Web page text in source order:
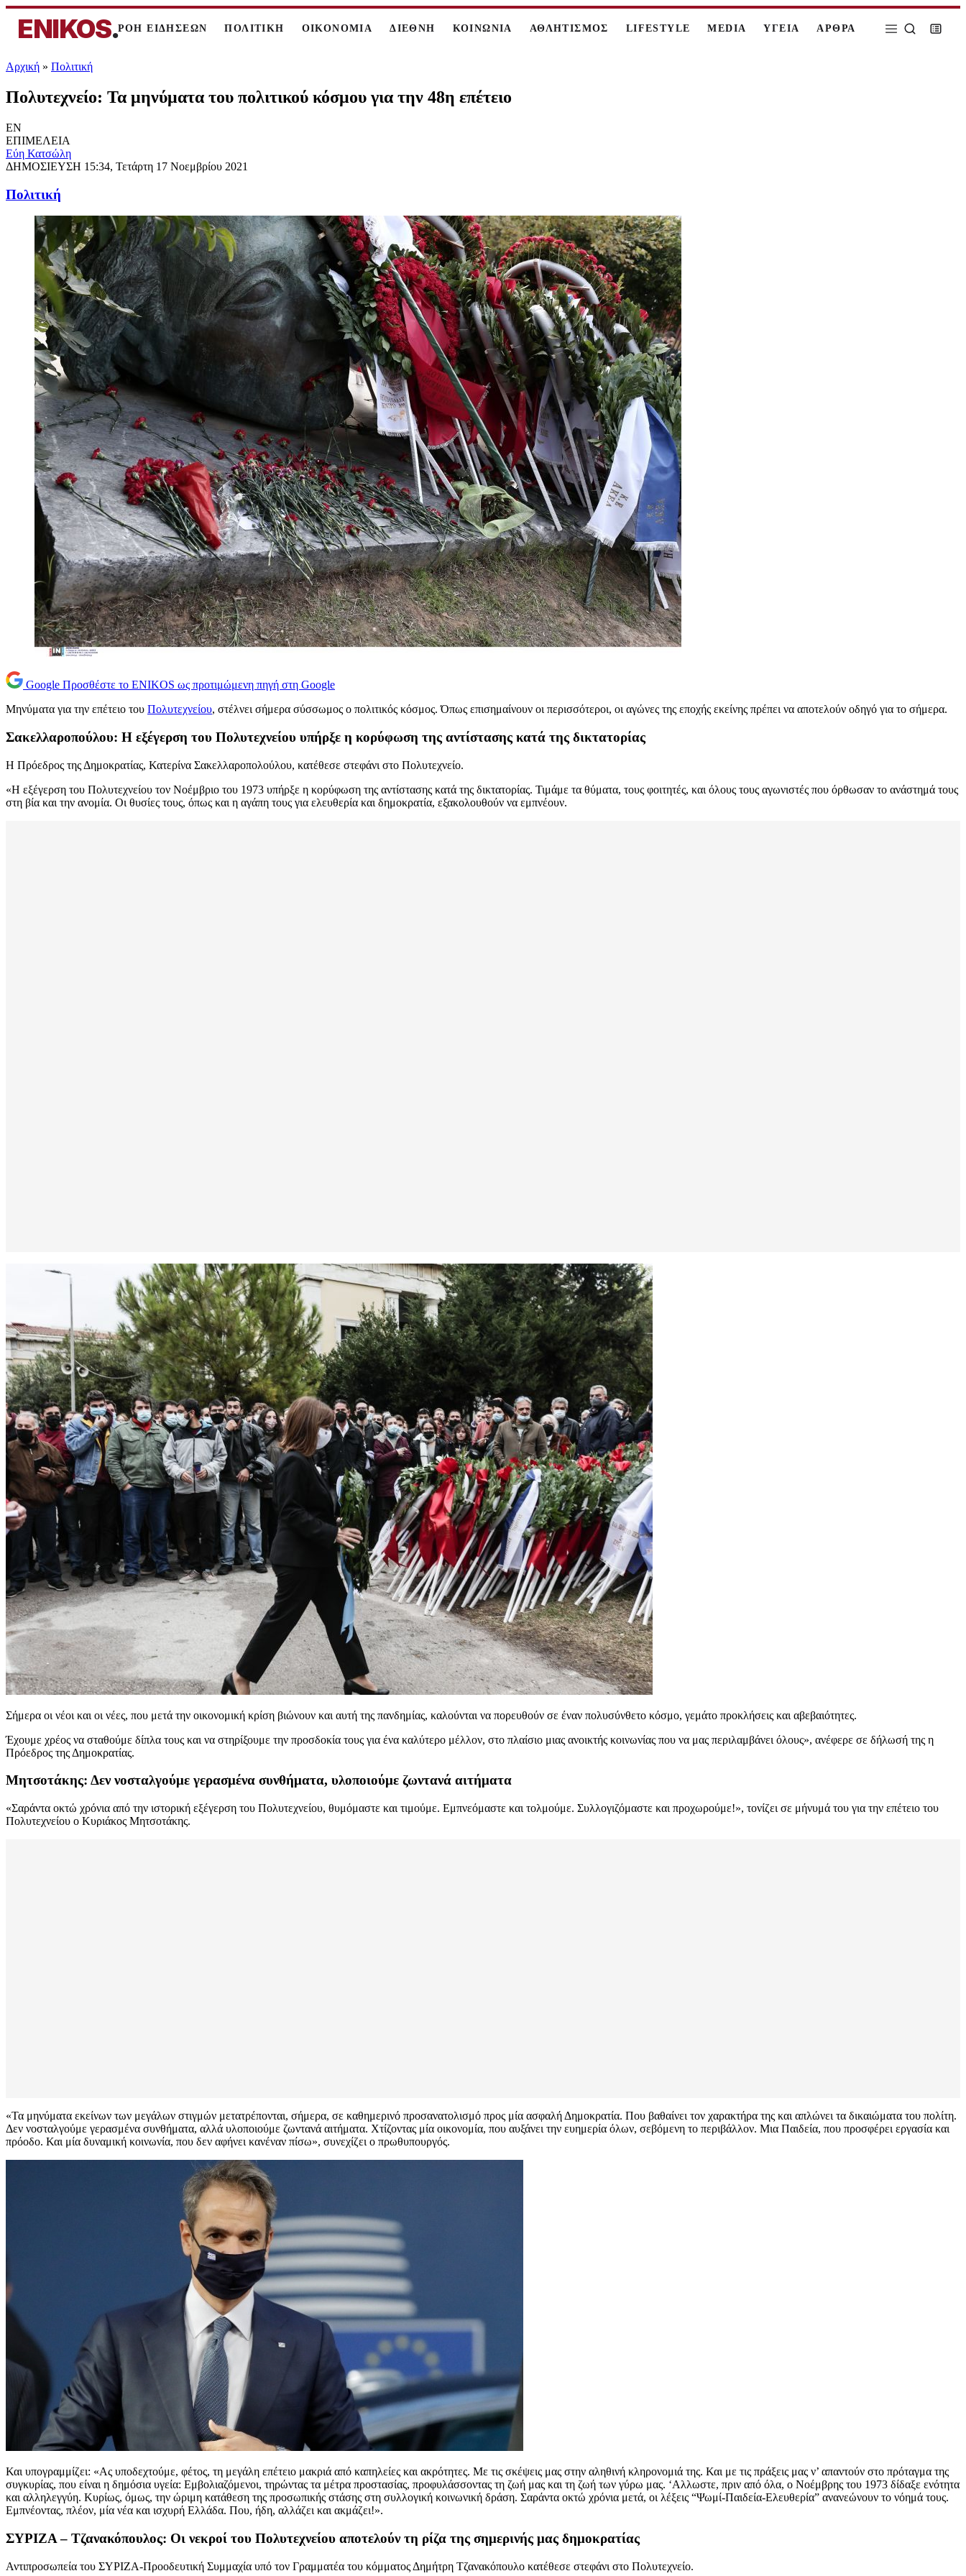
ENIKOS.ΡΟΗ ΕΙΔΗΣΕΩΝ ΠΟΛΙΤΙΚΗ ΟΙΚΟΝΟΜΙΑ ΔΙΕΘΝΗ ΚΟΙΝΩΝΙΑ ΑΘΛΗΤΙΣΜΟΣ LIFESTYLE MEDIA ΥΓΕΙΑ ΑΡΘΡΑ
Αρχική » Πολιτική
Πολυτεχνείο: Τα μηνύματα του πολιτικού κόσμου για την 48η επέτειο
EN
ΕΠΙΜΕΛΕΙΑ
Εύη Κατσώλη
ΔΗΜΟΣΙΕΥΣΗ 15:34, Τετάρτη 17 Νοεμβρίου 2021
Πολιτική
Google Προσθέστε το ENIKOS ως προτιμώμενη πηγή στη Google
Μηνύματα για την επέτειο του Πολυτεχνείου, στέλνει σήμερα σύσσωμος ο πολιτικός κόσμος. Όπως επισημαίνουν οι περισσότεροι, οι αγώνες της εποχής εκείνης πρέπει να αποτελούν οδηγό για το σήμερα.
Σακελλαροπούλου: Η εξέγερση του Πολυτεχνείου υπήρξε η κορύφωση της αντίστασης κατά της δικτατορίας
Η Πρόεδρος της Δημοκρατίας, Κατερίνα Σακελλαροπολούλου, κατέθεσε στεφάνι στο Πολυτεχνείο.
«Η εξέγερση του Πολυτεχνείου τον Νοέμβριο του 1973 υπήρξε η κορύφωση της αντίστασης κατά της δικτατορίας. Τιμάμε τα θύματα, τους φοιτητές, και όλους τους αγωνιστές που όρθωσαν το ανάστημά τους
στη βία και την ανομία. Οι θυσίες τους, όπως και η αγάπη τους για ελευθερία και δημοκρατία, εξακολουθούν να εμπνέουν.
Σήμερα οι νέοι και οι νέες, που μετά την οικονομική κρίση βιώνουν και αυτή της πανδημίας, καλούνται να πορευθούν σε έναν πολυσύνθετο κόσμο, γεμάτο προκλήσεις και αβεβαιότητες.
Έχουμε χρέος να σταθούμε δίπλα τους και να στηρίξουμε την προσδοκία τους για ένα καλύτερο μέλλον, στο πλαίσιο μιας ανοικτής κοινωνίας που να μας περιλαμβάνει όλους», ανέφερε σε δήλωσή της η
Πρόεδρος της Δημοκρατίας.
Μητσοτάκης: Δεν νοσταλγούμε γερασμένα συνθήματα, υλοποιούμε ζωντανά αιτήματα
«Σαράντα οκτώ χρόνια από την ιστορική εξέγερση του Πολυτεχνείου, θυμόμαστε και τιμούμε. Εμπνεόμαστε και τολμούμε. Συλλογιζόμαστε και προχωρούμε!», τονίζει σε μήνυμά του για την επέτειο του
Πολυτεχνείου ο Κυριάκος Μητσοτάκης.
«Τα μηνύματα εκείνων των μεγάλων στιγμών μετατρέπονται, σήμερα, σε καθημερινό προσανατολισμό προς μία ασφαλή Δημοκρατία. Που βαθαίνει τον χαρακτήρα της και απλώνει τα δικαιώματα του πολίτη.
Δεν νοσταλγούμε γερασμένα συνθήματα, αλλά υλοποιούμε ζωντανά αιτήματα. Χτίζοντας μία οικονομία, που αυξάνει την ευημερία όλων, σεβόμενη το περιβάλλον. Μια Παιδεία, που προσφέρει εργασία και
πρόοδο. Και μία δυναμική κοινωνία, που δεν αφήνει κανέναν πίσω», συνεχίζει ο πρωθυπουργός.
Και υπογραμμίζει: «Ας υποδεχτούμε, φέτος, τη μεγάλη επέτειο μακριά από καπηλείες και ακρότητες. Με τις σκέψεις μας στην αληθινή κληρονομιά της. Και με τις πράξεις μας ν’ απαντούν στο πρόταγμα της
συγκυρίας, που είναι η δημόσια υγεία: Εμβολιαζόμενοι, τηρώντας τα μέτρα προστασίας, προφυλάσσοντας τη ζωή μας και τη ζωή των γύρω μας. ‘Αλλωστε, πριν από όλα, ο Νοέμβρης του 1973 δίδαξε ενότητα
και αλληλεγγύη. Κυρίως, όμως, την ώριμη κατάθεση της προσωπικής στάσης στη συλλογική κοινωνική δράση. Σαράντα οκτώ χρόνια μετά, οι λέξεις “Ψωμί-Παιδεία-Ελευθερία” ανανεώνουν το νόημά τους.
Εμπνέοντας, πλέον, μία νέα και ισχυρή Ελλάδα. Που, ήδη, αλλάζει και ακμάζει!».
ΣΥΡΙΖΑ – Τζανακόπουλος: Οι νεκροί του Πολυτεχνείου αποτελούν τη ρίζα της σημερινής μας δημοκρατίας
Αντιπροσωπεία του ΣΥΡΙΖΑ-Προοδευτική Συμμαχία υπό τον Γραμματέα του κόμματος Δημήτρη Τζανακόπουλο κατέθεσε στεφάνι στο Πολυτεχνείο.